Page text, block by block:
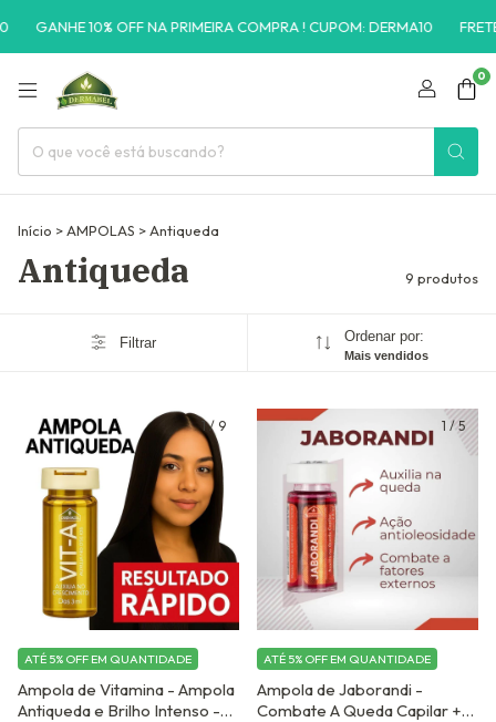
GANHE 10% OFF NA PRIMEIRA COMPRA ! CUPOM: DERMA10
0
Início >AMPOLAS >Antiqueda
Antiqueda 9 produtos
Filtrar Ordenar por:
Mais vendidos
1/ 9
Ampola de Vitamina - Ampola
Antiqueda e Brilho Intenso -
ATÉ 5% OFF EM QUANTIDADE
1 /5
Ampola de Jaborandi -
Combate A Queda Capilar +
ATÉ 5% OFF EM QUANTIDADE